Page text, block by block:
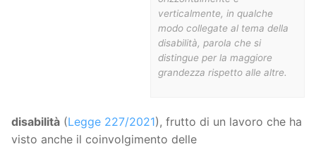
verticalmente, in qualche
modo collegate al tema della
disabilità, parola che si
distingue per la maggiore
grandezza rispetto alle altre.
disabilità (Legge 227/2021), frutto di un lavoro che ha
visto anche il coinvolgimento delle